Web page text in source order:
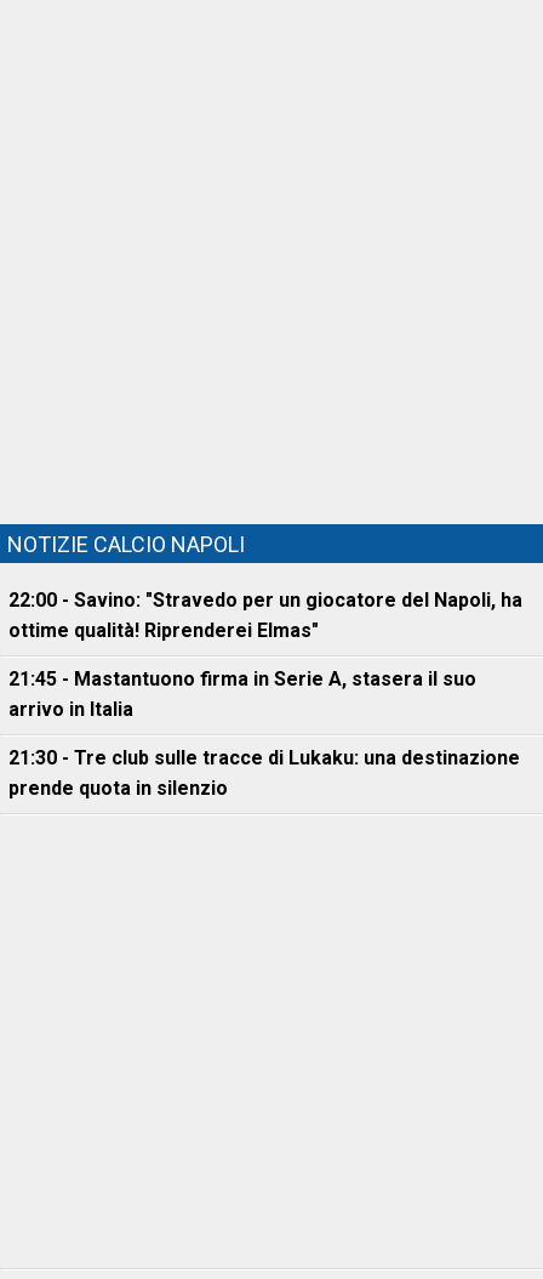
NOTIZIE CALCIO NAPOLI
22:00 - Savino: "Stravedo per un giocatore del Napoli, ha
ottime qualità! Riprenderei Elmas"
21:45 - Mastantuono firma in Serie A, stasera il suo
arrivo in Italia
21:30 - Tre club sulle tracce di Lukaku: una destinazione
prende quota in silenzio